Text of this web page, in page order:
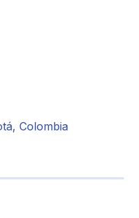
Colombia